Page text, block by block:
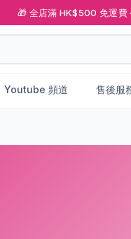
🎁 全店滿 HK$500 免運費
Youtube 頻道 售後服